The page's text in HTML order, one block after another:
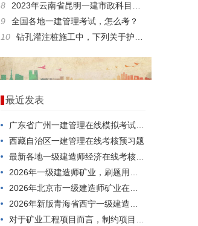
8
2023年云南省昆明一建市政科目试题
9
全国各地一建管理考试，怎么考？
10
钻孔灌注桩施工中，下列关于护筒的作用说法错误的是()。
最近发表
广东省广州一建管理在线模拟考试，如何一次就考过？
西藏自治区一建管理在线考核预习题
最新各地一级建造师经济在线考核模拟练习题
2026年一级建造师矿业，刷题用什么方法好？
2026年北京市一级建造师矿业在线模拟历年题库
2026年新版青海省西宁一级建造师矿业模拟练习题
对于矿业工程项目而言，制约项目规模大小的首要因素是()。